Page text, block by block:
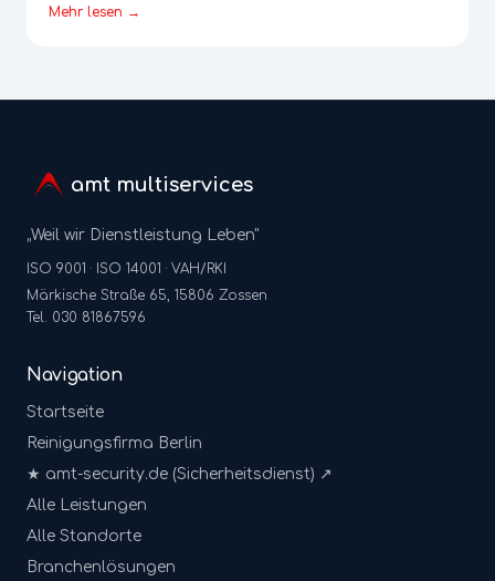
Mehr lesen →
amt multiservices
„Weil wir Dienstleistung Leben"
ISO 9001 · ISO 14001 · VAH/RKI
Märkische Straße 65, 15806 Zossen
Tel. 030 81867596
Navigation
Startseite
Reinigungsfirma Berlin
★ amt-security.de (Sicherheitsdienst) ↗
Alle Leistungen
Alle Standorte
Branchenlösungen